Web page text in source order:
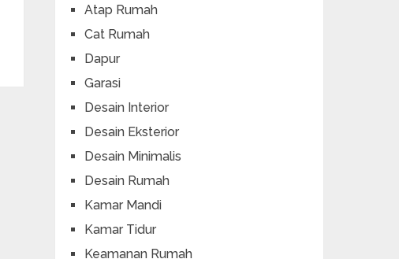
Atap Rumah
Cat Rumah
Dapur
Garasi
Desain Interior
Desain Eksterior
Desain Minimalis
Desain Rumah
Kamar Mandi
Kamar Tidur
Keamanan Rumah